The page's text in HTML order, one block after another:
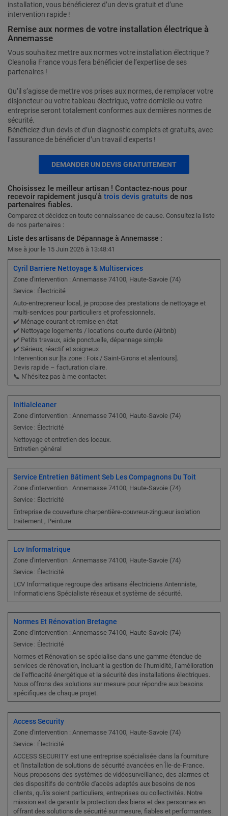
installation, vous bénéficierez d’un devis gratuit et d’une
intervention rapide !
Remise aux normes de votre installation électrique à
Annemasse
Vous souhaitez mettre aux normes votre installation électrique ?
Cleanolia France vous fera bénéficier de l’expertise de ses
partenaires !
Qu’il s’agisse de mettre vos prises aux normes, de remplacer votre
disjoncteur ou votre tableau électrique, votre domicile ou votre
entreprise seront totalement conformes aux dernières normes de
sécurité.
Bénéficiez d’un devis et d’un diagnostic complets et gratuits, avec
l’assurance de bénéficier d’un travail d’experts !
DEMANDER UN DEVIS GRATUITEMENT
Choisissez le meilleur artisan ! Contactez-nous pour
recevoir rapidement jusqu'à trois devis gratuits de nos
partenaires fiables.
Comparez et décidez en toute connaissance de cause. Consultez la liste
de nos partenaires :
Liste des artisans de Dépannage à Annemasse :
Mise à jour le 15 Juin 2026 à 13:48:41
Cyril Barriere Nettoyage & Multiservices
Zone d'intervention : Annemasse 74100, Haute-Savoie (74)
Service : Électricité
Auto-entrepreneur local, je propose des prestations de nettoyage et
multi-services pour particuliers et professionnels.
✔️ Ménage courant et remise en état
✔️ Nettoyage logements / locations courte durée (Airbnb)
✔️ Petits travaux, aide ponctuelle, dépannage simple
✔️ Sérieux, réactif et soigneux
Intervention sur [ta zone : Foix / Saint-Girons et alentours].
Devis rapide – facturation claire.
📞 N’hésitez pas à me contacter.
Initialcleaner
Zone d'intervention : Annemasse 74100, Haute-Savoie (74)
Service : Électricité
Nettoyage et entretien des locaux.
Entretien général
Service Entretien Bâtiment Seb Les Compagnons Du Toit
Zone d'intervention : Annemasse 74100, Haute-Savoie (74)
Service : Électricité
Entreprise de couverture charpentière-couvreur-zingueur isolation
traitement , Peinture
Lcv Informatrique
Zone d'intervention : Annemasse 74100, Haute-Savoie (74)
Service : Électricité
LCV Informatique regroupe des artisans électriciens Antenniste,
Informaticiens Spécialiste réseaux et système de sécurité.
Normes Et Rénovation Bretagne
Zone d'intervention : Annemasse 74100, Haute-Savoie (74)
Service : Électricité
Normes et Rénovation se spécialise dans une gamme étendue de
services de rénovation, incluant la gestion de l’humidité, l’amélioration
de l’efficacité énergétique et la sécurité des installations électriques.
Nous offrons des solutions sur mesure pour répondre aux besoins
spécifiques de chaque projet.
Access Security
Zone d'intervention : Annemasse 74100, Haute-Savoie (74)
Service : Électricité
ACCESS SECURITY est une entreprise spécialisée dans la fourniture
et l'installation de solutions de sécurité avancées en Île-de-France.
Nous proposons des systèmes de vidéosurveillance, des alarmes et
des dispositifs de contrôle d'accès adaptés aux besoins de nos
clients, qu'ils soient particuliers, entreprises ou collectivités. Notre
mission est de garantir la protection des biens et des personnes en
offrant des solutions de sécurité sur mesure, fiables et performantes.